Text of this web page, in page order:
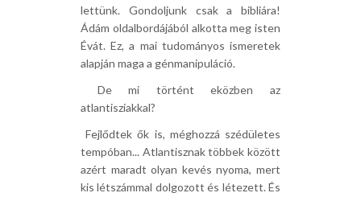
lettünk. Gondoljunk csak a bibliára!
Ádám oldalbordájából alkotta meg isten
Évát. Ez, a mai tudományos ismeretek
alapján maga a génmanipuláció.
 De mi történt eközben az
atlantisziakkal?
 Fejlődtek ők is, méghozzá szédületes
tempóban... Atlantisznak többek között
azért maradt olyan kevés nyoma, mert
kis létszámmal dolgozott és létezett. És